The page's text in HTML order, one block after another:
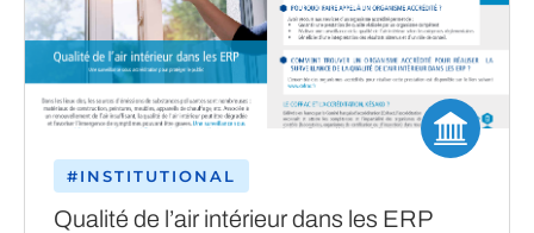
#INSTITUTIONAL
Qualité de l’air intérieur dans les ERP